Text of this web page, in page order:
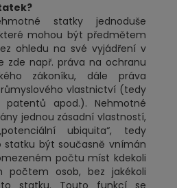
statky jednoduše
mohou být předmětem
ohledu na své vyjádření v
zde např. práva na ochranu
zákoníku, dále práva
vlastnictví (tedy
apod.). Nehmotné
jednou zásadní vlastností,
ubiquita“, tedy
být současně vnímán
počtu míst kdekoli
počtem osob, bez jakékoli
statku. Touto funkcí se